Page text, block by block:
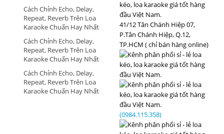
Cách Chỉnh Echo, Delay,
Repeat, Reverb Trên Loa
Karaoke Chuẩn Hay Nhất
Cách Chỉnh Echo, Delay,
Repeat, Reverb Trên Loa
Karaoke Chuẩn Hay Nhất
Cách Chỉnh Echo, Delay,
Repeat, Reverb Trên Loa
Karaoke Chuẩn Hay Nhất
41/12 Tân Chánh Hiệp 07,
P.Tân Chánh Hiệp, Q.12,
TP.HCM ( chỉ bán hàng online)
(0984.115.358)